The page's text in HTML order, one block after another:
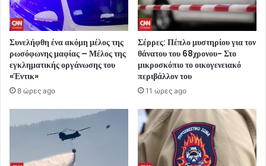
Συνελήφθη ένα ακόμη μέλος της
ρωσόφωνης μαφίας – Μέλος της
εγκληματικής οργάνωσης του
«Έντικ»
8 ώρες ago
Σέρρες: Πέπλο μυστηρίου για τον
θάνατου του 68χρονου- Στο
μικροσκόπιο το οικογενειακό
περιβάλλον του
11 ώρες ago